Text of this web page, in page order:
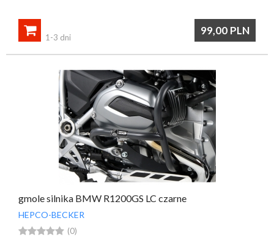
99,00 PLN

1-3 dni
gmole silnika BMW R1200GS LC czarne
HEPCO-BECKER
 (0)